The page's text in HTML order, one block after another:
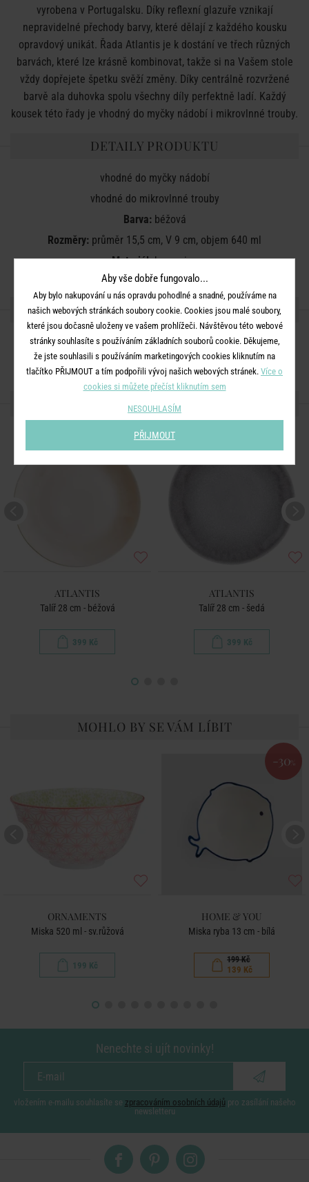
vyrobena v Portugalsku. Díky reflexní glazuře vznikají
nepravidelné přechody barvy, které dělají z každého kousku
opravdový unikát. Řada Atlantis je k dostání ve třech různých
barvách, které lze krásně kombinovat, takže si na Vašem stole
vždy dopřejete špetku svěží změny. Díky centrálně rozvržené
barvě ala duhovka spolu všechny díly perfektně ladí. Každý
kousek této řady je vhodný do myčky nádobí i mikrovlnné trouby.
DETAILY PRODUKTU
vhodné do myčky nádobí
vhodné do mikrovlnné trouby
Barva:béžová
Rozměry: průměr 15,5 cm, V 9 cm, objem 640 ml
Materiál:kamenina
SDÍLEJTE S PŘÁTELI
DALŠÍ PRODUKTY ZE SÉRIE
ATLANTIS
Talíř 28 cm - béžová
399 Kč
ATLANTIS
Talíř 28 cm - šedá
399 Kč
MOHLO BY SE VÁM LÍBIT
ORNAMENTS
Miska 520 ml - sv.růžová
199 Kč
-30 %
HOME & YOU
Miska ryba 13 cm - bílá
199 Kč
139 Kč
Nenechte si ujít novinky!
vložením e-mailu souhlasíte se zpracováním osobních údajů pro zasílání našeho
newsletteru
Aby vše dobře fungovalo...
Aby bylo nakupování u nás opravdu pohodlné a snadné, používáme na
našich webových stránkách soubory cookie. Cookies jsou malé soubory,
které jsou dočasně uloženy ve vašem prohlížeči. Návštěvou této webové
stránky souhlasíte s používáním základních souborů cookie. Děkujeme,
že jste souhlasili s používáním marketingových cookies kliknutím na
tlačítko PŘIJMOUT a tím podpořili vývoj našich webových stránek. Více o
cookies si můžete přečíst kliknutím sem
NESOUHLASÍM
PŘIJMOUT